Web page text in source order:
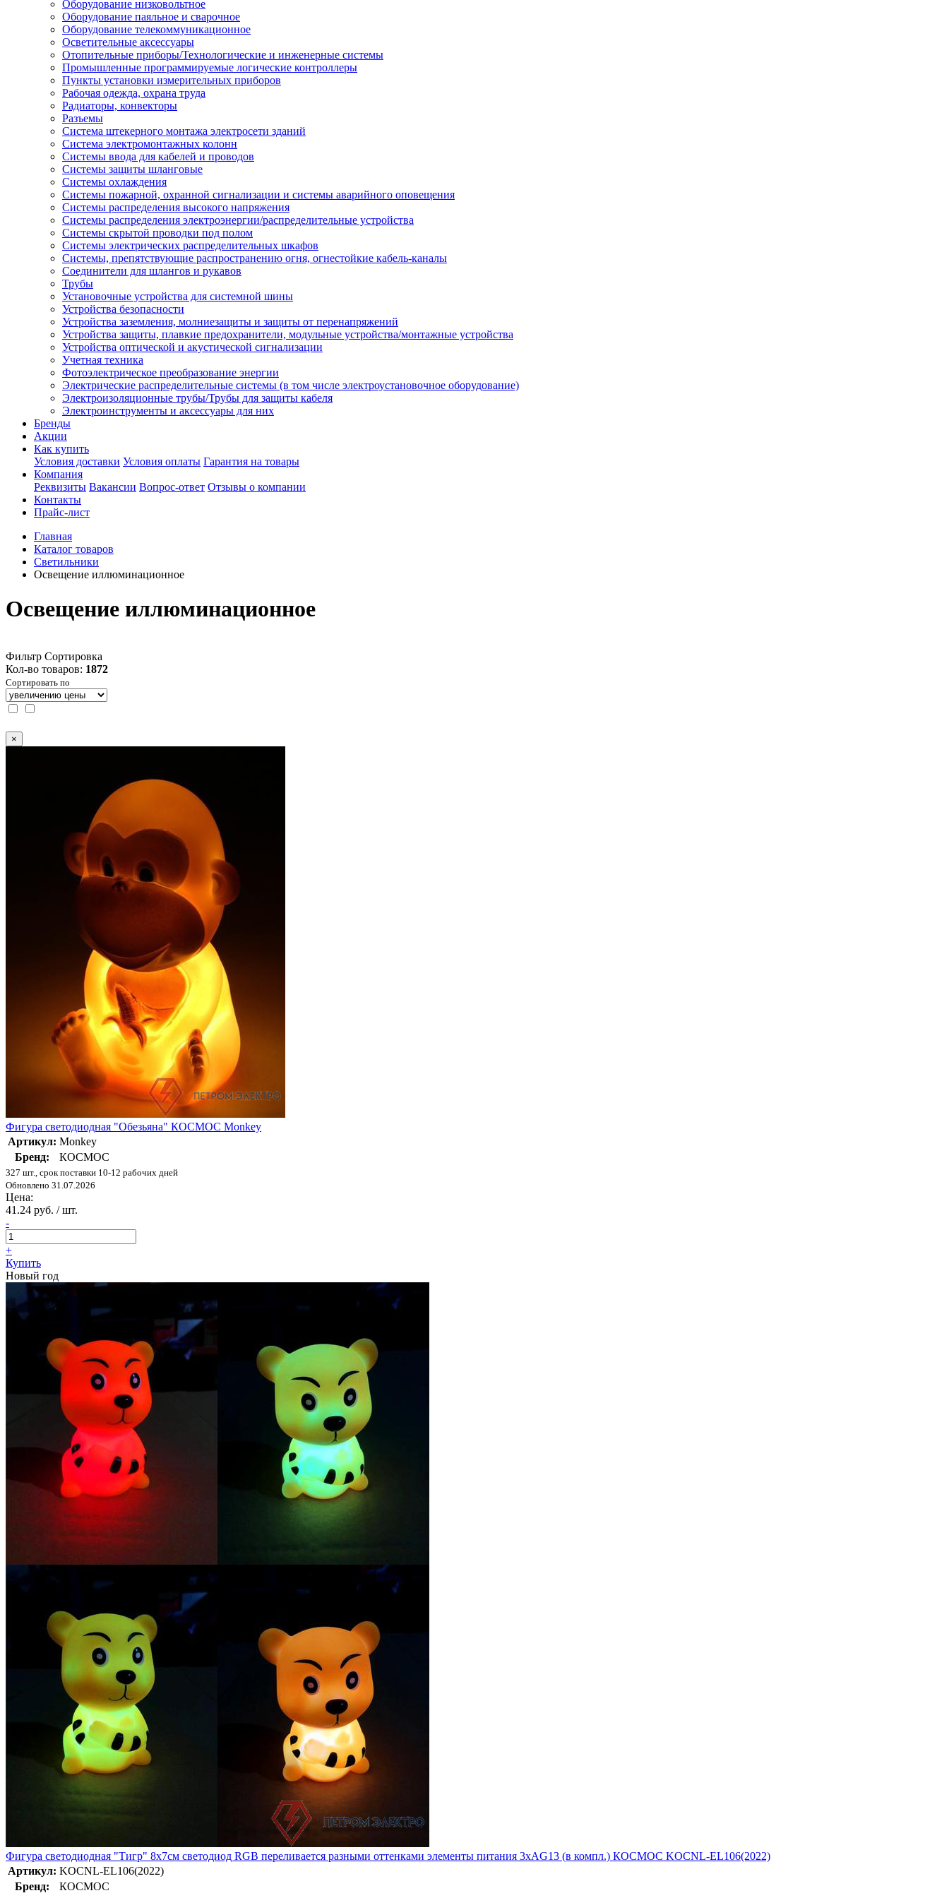
Оборудование низковольтное
Оборудование паяльное и сварочное
Оборудование телекоммуникационное
Осветительные аксессуары
Отопительные приборы/Технологические и инженерные системы
Промышленные программируемые логические контроллеры
Пункты установки измерительных приборов
Рабочая одежда, охрана труда
Радиаторы, конвекторы
Разъемы
Система штекерного монтажа электросети зданий
Система электромонтажных колонн
Системы ввода для кабелей и проводов
Системы защиты шланговые
Системы охлаждения
Системы пожарной, охранной сигнализации и системы аварийного оповещения
Системы распределения высокого напряжения
Системы распределения электроэнергии/распределительные устройства
Системы скрытой проводки под полом
Системы электрических распределительных шкафов
Системы, препятствующие распространению огня, огнестойкие кабель-каналы
Соединители для шлангов и рукавов
Трубы
Установочные устройства для системной шины
Устройства безопасности
Устройства заземления, молниезащиты и защиты от перенапряжений
Устройства защиты, плавкие предохранители, модульные устройства/монтажные устройства
Устройства оптической и акустической сигнализации
Учетная техника
Фотоэлектрическое преобразование энергии
Электрические распределительные системы (в том числе электроустановочное оборудование)
Электроизоляционные трубы/Трубы для защиты кабеля
Электроинструменты и аксессуары для них
Бренды
Акции
Как купить
Условия доставки Условия оплаты Гарантия на товары
Компания
Реквизиты Вакансии Вопрос-ответ Отзывы о компании
Контакты
Прайс-лист
Главная
Каталог товаров
Светильники
Освещение иллюминационное
Освещение иллюминационное
Фильтр Сортировка
Кол-во товаров: 1872
Сортировать по
×
Фигура светодиодная "Обезьяна" КОСМОС Monkey
Артикул: Monkey
Бренд:
КОСМОС
327 шт., срок поставки 10-12 рабочих дней
Обновлено 31.07.2026
Цена:
41.24 руб. / шт.
-
+
Купить
Новый год
Фигура светодиодная "Тигр" 8х7см светодиод RGB переливается разными оттенками элементы питания 3хAG13 (в компл.) КОСМОС KOCNL-EL106(2022)
Артикул: KOCNL-EL106(2022)
Бренд:
КОСМОС